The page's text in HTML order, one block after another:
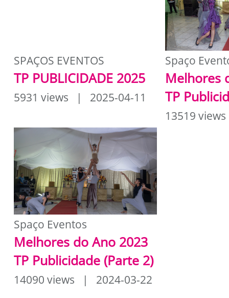
SPAÇOS EVENTOS
TP PUBLICIDADE 2025
5931 views | 2025-04-11
Spaço
Melhores
TP
13519
Spaço Eventos
Melhores do Ano 2023
TP Publicidade (Parte 2)
14090 views | 2024-03-22